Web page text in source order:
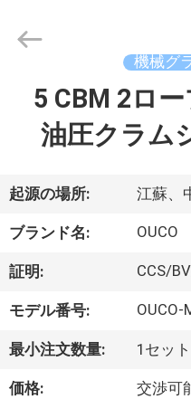
製
品
ビ
デ
2020
INTERNATIONAL
機械グ
5 CBM 2ロ
油圧クラム
起源の場所: 江蘇、
ブランド名: OUCO
証明: CCS/
モデル番号: OUCO-
最小注文数量: 1セット
価格: 交渉可